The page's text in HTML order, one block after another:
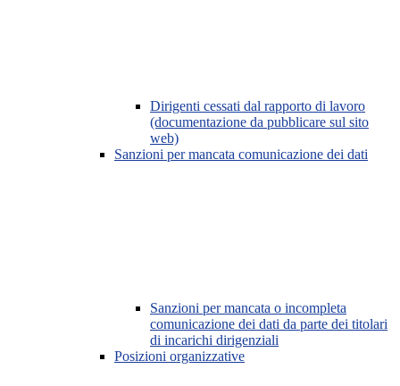
Dirigenti cessati dal rapporto di lavoro
(documentazione da pubblicare sul sito
web)
Sanzioni per mancata comunicazione dei dati
Sanzioni per mancata o incompleta
comunicazione dei dati da parte dei titolari
di incarichi dirigenziali
Posizioni organizzative